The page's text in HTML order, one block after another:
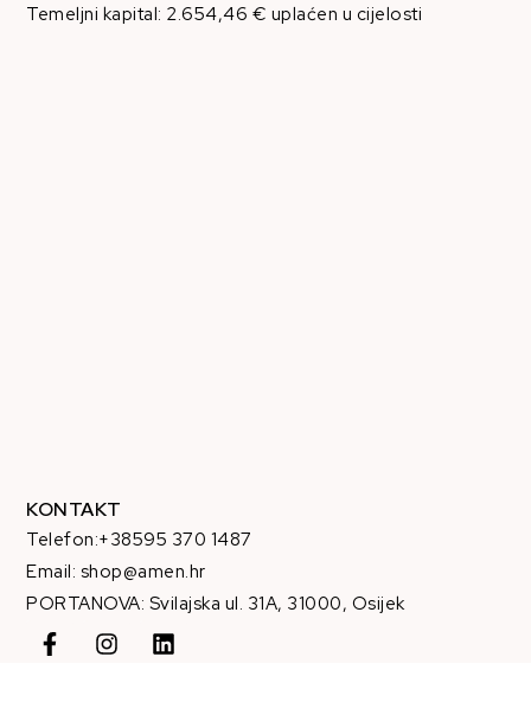
Temeljni kapital: 2.654,46 € uplaćen u cijelosti
KONTAKT
Telefon:+38595 370 1487
Email: shop@amen.hr
PORTANOVA: Svilajska ul. 31A, 31000, Osijek